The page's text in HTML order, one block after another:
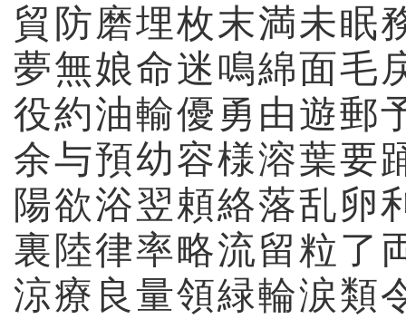
貿 防 磨埋枚末満未眠
夢無娘命迷鳴綿面毛
役約油輸優 勇 由遊郵
余与預幼容様溶葉要
陽欲浴翌頼絡落乱 卵
裏 陸律率略流 留粒 了
涼療 良 量領緑輪涙類